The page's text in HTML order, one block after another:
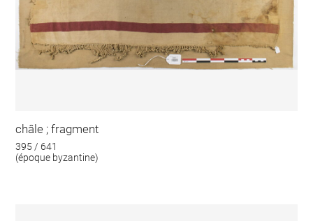
châle ; fragment
395 / 641
(époque byzantine)